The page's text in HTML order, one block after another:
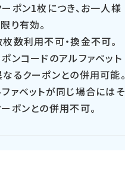
ポン1枚につき、お一人様
り有効。
数利用不可・換金不可。
ンコードのアルファベット
るクーポンとの併用可能。
ァベットが同じ場合にはそ
ポンとの併用不可。